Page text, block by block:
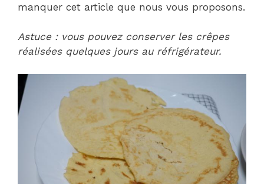
manquer cet article que nous vous proposons.
Astuce : vous pouvez conserver les crêpes
réalisées quelques jours au réfrigérateur.